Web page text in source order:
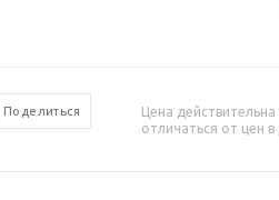
Поделиться
Цена
отличаться от цен